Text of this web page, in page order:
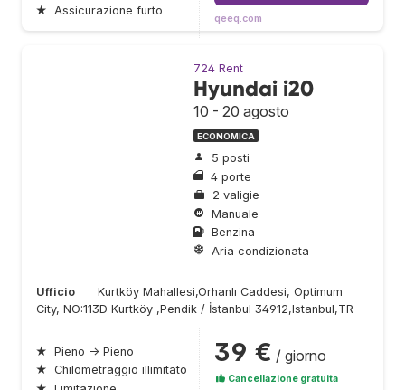
★ Assicurazione furto
qeeq.com
724 Rent
Hyundai i20
10 - 20 agosto
ECONOMICA
5 posti
4 porte
2 valigie
Manuale
Benzina
Aria condizionata
Ufficio
Kurtköy Mahallesi,Orhanlı Caddesi, Optimum
City, NO:113D Kurtköy ,Pendik / İstanbul 34912,Istanbul,TR
★ Pieno → Pieno
★ Chilometraggio illimitato
39 € / giorno
Cancellazione gratuita